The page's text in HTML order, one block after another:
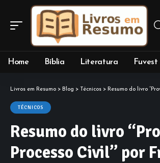
Home Bíblia Literatura Fuvest
Livros em Resumo > Blog > Técnicos > Resumo do livro “Provas no
TÉCNICOS
Resumo do livro
Processo Civil” por